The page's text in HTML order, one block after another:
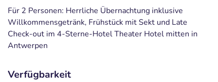
Für 2 Personen: Herrliche Übernachtung inklusive
Willkommensgetränk, Frühstück mit Sekt und Late
Check-out im 4-Sterne-Hotel Theater Hotel mitten in
Antwerpen
Verfügbarkeit